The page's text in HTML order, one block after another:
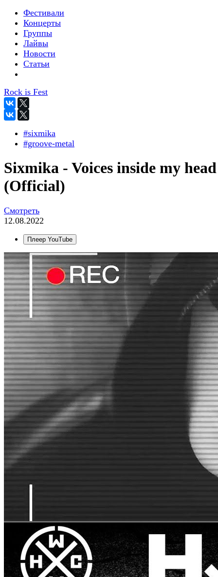
Фестивали
Концерты
Группы
Лайвы
Новости
Статьи
Rock is Fest
#sixmika
#groove-metal
Sixmika - Voices inside my head
(Official)
Смотреть
12.08.2022
Плеер YouTube